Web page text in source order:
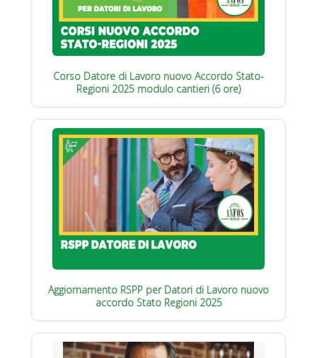
Corso Datore di Lavoro nuovo Accordo Stato-
Regioni 2025 modulo cantieri (6 ore)
Aggiornamento RSPP per Datori di Lavoro nuovo
accordo Stato Regioni 2025